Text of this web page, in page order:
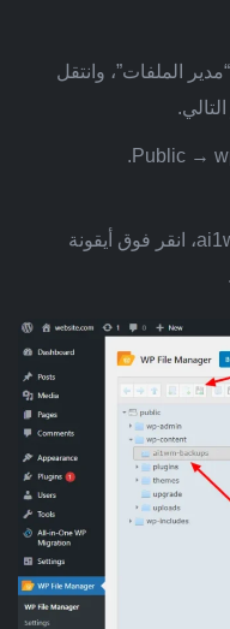
الملفات”، وانتقل
Public →
بمجرد وصولك إلى مجلد ai1wm-backups، انقر فوق أيقونة